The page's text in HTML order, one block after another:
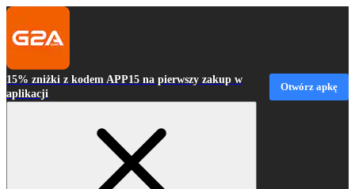
15% zniżki z kodem APP15 na pierwszy zakup w
aplikacji
Otwórz apkę